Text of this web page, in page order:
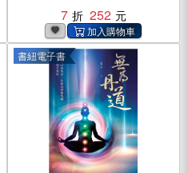
7
252
書紐電子書